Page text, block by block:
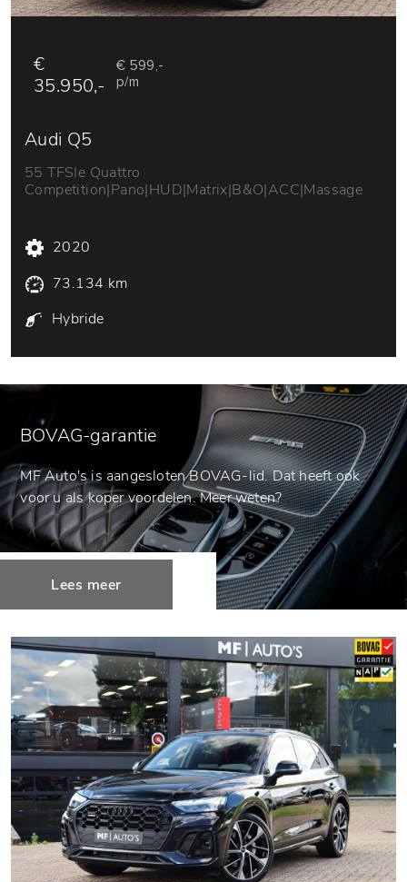
€
35.950,-
€ 599,-
p/m
Audi Q5
55 TFSIe Quattro
Competition|Pano|HUD|Matrix|B&O|ACC|Massage
2020
73.134 km
Hybride
BOVAG-garantie
MF Auto's is aangesloten BOVAG-lid. Dat heeft ook
voor u als koper voordelen. Meer weten?
Lees meer